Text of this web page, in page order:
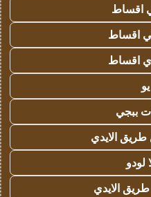
اقساط
اقساط
اقساط
ببجي
الايدي
لودو
الايدي